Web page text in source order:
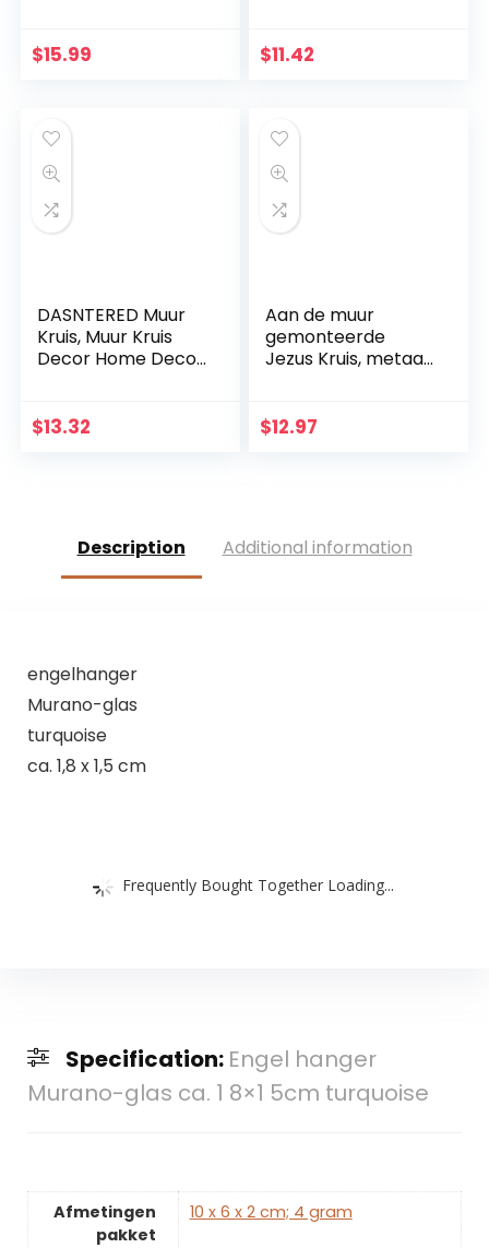
Kerstmis
$15.99
Jezus Kruis
$11.42
DASNTERED Muur
Kruis, Muur Kruis
Decor Home Decor
Kruis Eenvoudige
$13.32
Aan de muur
gemonteerde
Jezus Kruis, metaal
muurhanger,
decoratie
$12.97
Description Additional information
engelhanger
Murano-glas
turquoise
ca. 1,8 x 1,5 cm
Frequently Bought Together Loading...
Specification: Engel hanger
Murano-glas ca. 1 8×1 5cm turquoise
Afmetingen
pakket
‎10 x 6 x 2 cm; 4 gram